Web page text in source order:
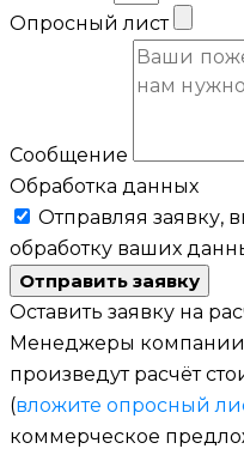
Опросный лист
Сообщение
Обработка данных
Отправляя заявку,
обработку ваших
Отправить заявку
Оставить заявку на
Менеджеры компании
произведут расчёт
(вложите опросный
коммерческое